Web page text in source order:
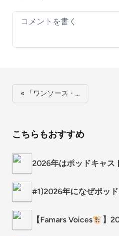
Your comment
« 「ワンソース・…
こちらもおすすめ
2026年はポッドキャス
#1)2026年になぜポッ
【Famars Voices🐮】